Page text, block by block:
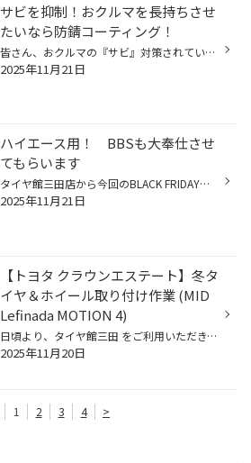
サビを抑制！おクルマを長持ちさせ
たいなら防錆コーティング！
皆さん、おクルマの『サビ』対策されていますか？ 安心して、おクルマをより良い状態で、より長く使っていただくために、 今回は、おクルマの下回りのサビを抑制する防錆コーティングのご紹介です。 冬時期は特におクルマの下回りのサビ予防が大切です！ おクルマの下回りは、金属類がむき出しにな...
2025年11月21日
ハイエース用！ BBSも大奉仕させ
てもらいます
タイヤ館三田店から今回のBLACK FRIDAYでの 目玉商品の商品になります！ やっぱりこれがカッコいいですよね ハイエースもしっかりかっこよくしましょう！！
2025年11月21日
【トヨタ クラウンエステート】冬タ
イヤ＆ホイール取り付け作業 (MID
Lefinada MOTION 4)
日頃より、タイヤ館三田 をご利用いただき、ありがとうございます。 さて、当店で作業いたしましたタイヤ＆ホイール取り付け作業をご紹介します。 （WEB掲載をご快諾いただきましたお客様！大変感謝しております。 いつもご愛顧いただき誠にありがとうございます！！） おクルマ：トヨタ クラウンエ...
2025年11月20日
1 2 3 4 >